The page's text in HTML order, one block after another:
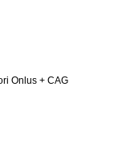
Onlus + CAG